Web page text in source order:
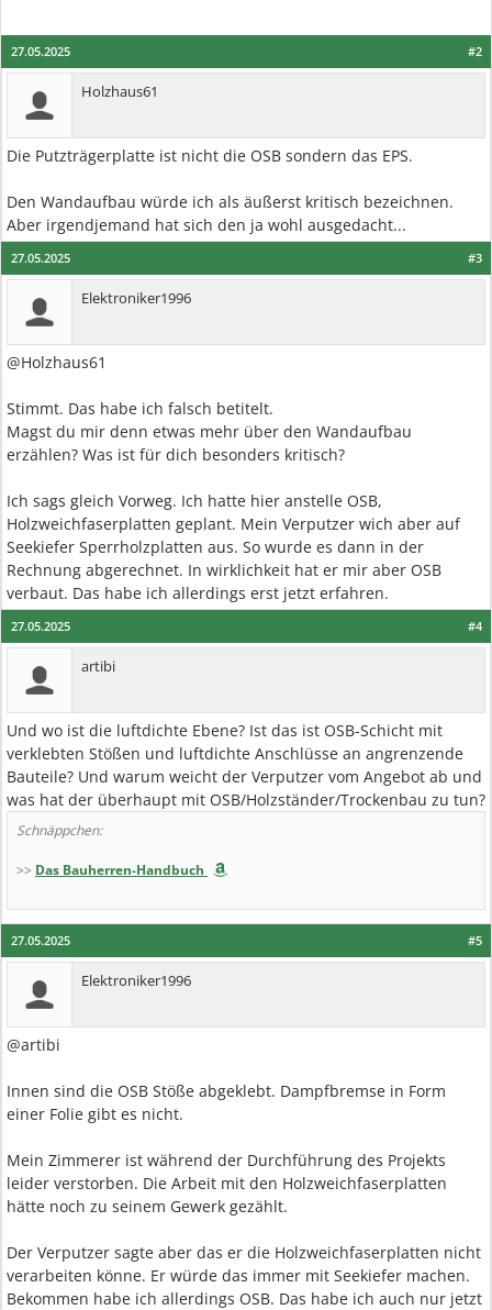
#2
27.05.2025
Holzhaus61
Die Putzträgerplatte ist nicht die OSB sondern das EPS.
Den Wandaufbau würde ich als äußerst kritisch bezeichnen.
Aber irgendjemand hat sich den ja wohl ausgedacht...
#3
27.05.2025
Elektroniker1996
@Holzhaus61
Stimmt. Das habe ich falsch betitelt.
Magst du mir denn etwas mehr über den Wandaufbau
erzählen? Was ist für dich besonders kritisch?
Ich sags gleich Vorweg. Ich hatte hier anstelle OSB,
Holzweichfaserplatten geplant. Mein Verputzer wich aber auf
Seekiefer Sperrholzplatten aus. So wurde es dann in der
Rechnung abgerechnet. In wirklichkeit hat er mir aber OSB
verbaut. Das habe ich allerdings erst jetzt erfahren.
#4
27.05.2025
artibi
Und wo ist die luftdichte Ebene? Ist das ist OSB-Schicht mit
verklebten Stößen und luftdichte Anschlüsse an angrenzende
Bauteile? Und warum weicht der Verputzer vom Angebot ab und
was hat der überhaupt mit OSB/Holzständer/Trockenbau zu tun?
Schnäppchen:
>> Das Bauherren-Handbuch
#5
27.05.2025
Elektroniker1996
@artibi
Innen sind die OSB Stöße abgeklebt. Dampfbremse in Form
einer Folie gibt es nicht.
Mein Zimmerer ist während der Durchführung des Projekts
leider verstorben. Die Arbeit mit den Holzweichfaserplatten
hätte noch zu seinem Gewerk gezählt.
Der Verputzer sagte aber das er die Holzweichfaserplatten nicht
verarbeiten könne. Er würde das immer mit Seekiefer machen.
Bekommen habe ich allerdings OSB. Das habe ich auch nur jetzt